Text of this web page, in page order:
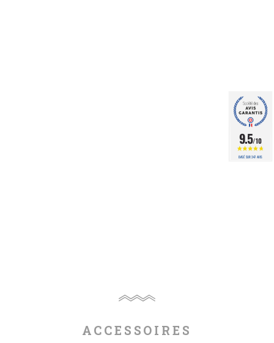
ACCESSOIRES
9.5/10
BASÉ SUR 347 AVIS